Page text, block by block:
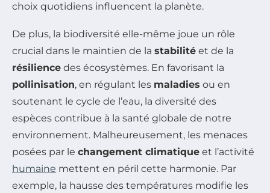
choix quotidiens influencent la planète.
De plus, la biodiversité elle-même joue un rôle
crucial dans le maintien de la stabilité et de la
résilience des écosystèmes. En favorisant la
pollinisation, en régulant les maladies ou en
soutenant le cycle de l’eau, la diversité des
espèces contribue à la santé globale de notre
environnement. Malheureusement, les menaces
posées par le changement climatique et l’activité
humaine mettent en péril cette harmonie. Par
exemple, la hausse des températures modifie les